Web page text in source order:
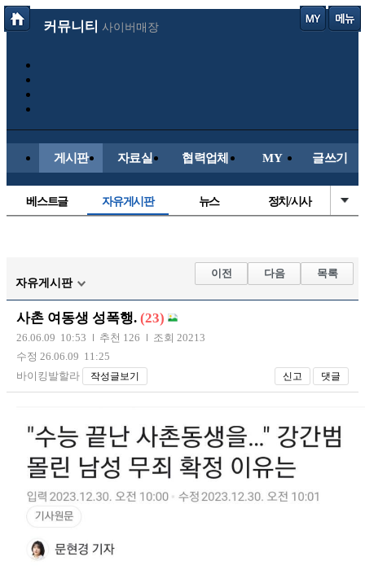
커뮤니티 사이버매장
게시판 자료실 협력업체 MY 글쓰기
베스트글 자유게시판 뉴스 정치/시사
해외축구
국내축구
자유게시판
이전 다음 목록
사촌 여동생 성폭행. (23)
26.06.09 10:53 추천 126
조회 20213
수정 26.06.09 11:25
바이킹발할라
작성글보기 신고 댓글